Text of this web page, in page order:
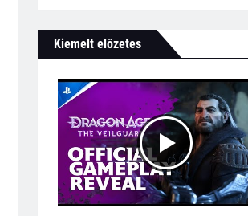
Kiemelt előzetes